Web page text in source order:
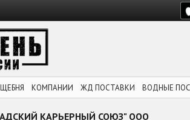
КОМПАНИИ ЖД ПОСТАВКИ ВОДНЫЕ
КАРЬЕРНЫЙ СОЮЗ" ООО